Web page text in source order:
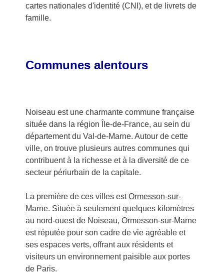
cartes nationales d'identité (CNI), et de livrets de
famille.
Communes alentours
Noiseau est une charmante commune française
située dans la région Île-de-France, au sein du
département du Val-de-Marne. Autour de cette
ville, on trouve plusieurs autres communes qui
contribuent à la richesse et à la diversité de ce
secteur périurbain de la capitale.
La première de ces villes estOrmesson-sur-
Marne. Située à seulement quelques kilomètres
au nord-ouest de Noiseau, Ormesson-sur-Marne
est réputée pour son cadre de vie agréable et
ses espaces verts, offrant aux résidents et
visiteurs un environnement paisible aux portes
de Paris.